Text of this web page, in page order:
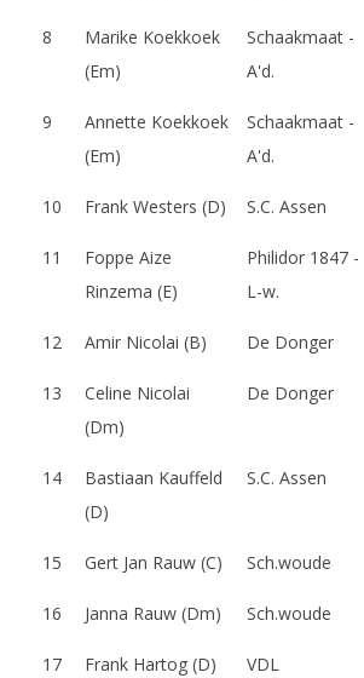
8
Marike Koekkoek
(Em)
Schaakmaat -
A'd.
9
Annette Koekkoek
(Em)
Schaakmaat -
A'd.
10 Frank Westers (D) S.C. Assen
11
Foppe Aize
Rinzema (E)
Philidor 1847 -
L-w.
12 Amir Nicolai (B) De Donger
13
Celine Nicolai
(Dm)
De Donger
14
Bastiaan Kauffeld
(D)
S.C. Assen
15 Gert Jan Rauw (C) Sch.woude
16 Janna Rauw (Dm) Sch.woude
17 Frank Hartog (D) VDL